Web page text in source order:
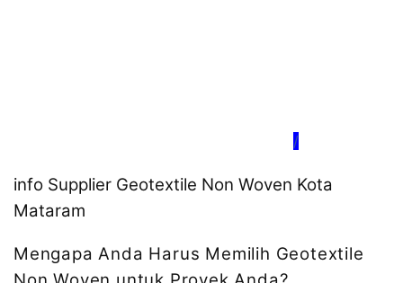
/
info Supplier Geotextile Non Woven Kota
Mataram
Mengapa Anda Harus Memilih Geotextile